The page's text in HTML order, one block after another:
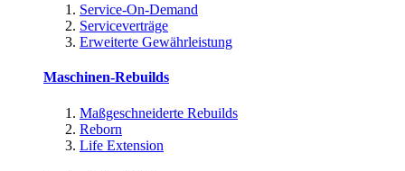
Service-On-Demand
Serviceverträge
Erweiterte Gewährleistung
Maschinen-Rebuilds
Maßgeschneiderte Rebuilds
Reborn
Life Extension